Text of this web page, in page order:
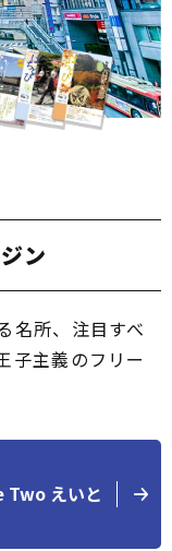
ン
名所、注目すべ
子主義のフリー
Two えいと